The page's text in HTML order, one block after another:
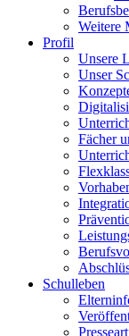
Weitere
Profil
Unsere
Unser
Fächer
Schulleben